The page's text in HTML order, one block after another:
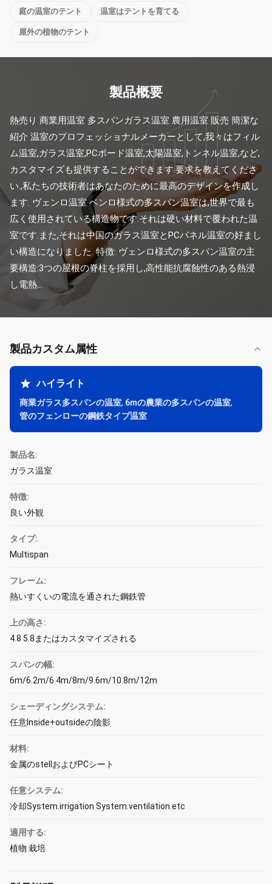
庭の温室のテント 温室はテントを育てる
屋外の植物のテント
製品概要
熱売り 商業用温室 多スパンガラス温室 農用温室 販売 簡潔な
紹介 温室のプロフェッショナルメーカーとして,我々はフィル
ム温室,ガラス温室,PCボード温室,太陽温室,トンネル温室,など,
カスタマイズも提供することができます.要求を教えてくださ
い.,私たちの技術者はあなたのために最高のデザインを作成し
ます. ヴェンロ温室 ベンロ様式の多スパン温室は,世界で最も
広く使用されている構造物です.それは硬い材料で覆われた温
室です.また,それは中国のガラス温室とPCパネル温室の好まし
い構造になりました. 特徴: ヴェンロ様式の多スパン温室の主
要構造:3つの屋根の脊柱を採用し,高性能抗腐蝕性のある熱浸
し電熱...
製品カスタム属性
ハイライト
商業ガラス多スパンの温室, 6mの農業の多スパンの温室,
管のフェンローの鋼鉄タイプ温室
製品名:
ガラス温室
特徴:
良い外観
タイプ:
Multispan
フレーム:
熱いすくいの電流を通された鋼鉄管
上の高さ:
4.8 5.8またはカスタマイズされる
スパンの幅:
6m/6.2m/6.4m/8m/9.6m/10.8m/12m
シェーディングシステム:
任意Inside+outsideの陰影
材料:
金属のstellおよびPCシート
任意システム:
冷却System.irrigation System.ventilation.etc
適用する:
植物 栽培